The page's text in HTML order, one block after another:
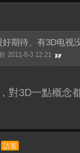
期待、有3D电视
2011-8-3 12:21
對3D一點概念
訪客